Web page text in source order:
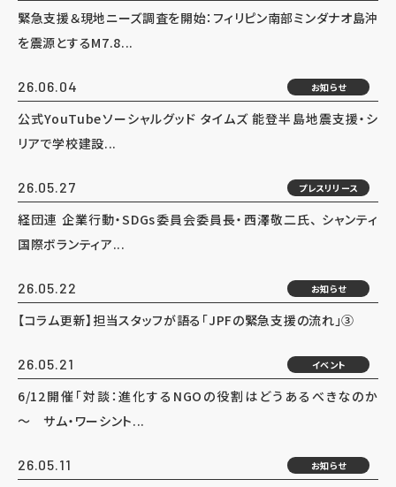
緊急支援＆現地ニーズ調査を開始：フィリピン南部ミンダナオ島沖
を震源とするM7.8...
26.06.04 お知らせ
公式YouTubeソーシャルグッド タイムズ 能登半島地震支援・シ
リアで学校建設...
26.05.27 プレスリリース
経団連 企業行動・SDGs委員会委員長・西澤敬二氏、 シャンティ
国際ボランティア...
26.05.22 お知らせ
【コラム更新】担当スタッフが語る「JPFの緊急支援の流れ」③
26.05.21 イベント
6/12開催「対談：進化するNGOの役割はどうあるべきなのか
～ サム・ワーシント...
26.05.11 お知らせ